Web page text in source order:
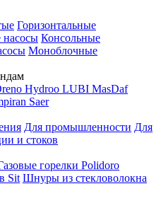
Горизонтальные
Консольные
Моноблочные
Hydroo LUBI MasDaf
Saer
Для промышленности Для
и стоков
горелки Polidoro
Sit Шнуры из стекловолокна